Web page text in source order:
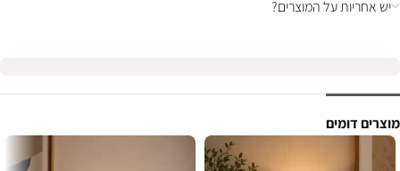
יש אחריות על המוצרים?
מוצרים דומים